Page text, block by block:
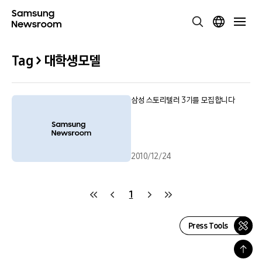
Tag > 대학생모델
삼성 스토리텔러 3기를 모집합니다
2010/12/24
1
Press Tools